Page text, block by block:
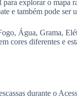
explorar o mapa
e também pode ser
Água, Grama,
cores diferentes e
durante o